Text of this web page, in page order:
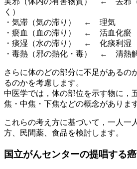
く）
・気滞（気の滞り） ← 理気
・瘀血（血の滞り） ← 活血化瘀
・痰湿（水の滞り） ← 化痰利湿
・毒熱（邪の熱化・毒） ← 清熱
さらに体のどの部分に不足があるの
るのかを考慮します。
中医学では，体の部位を示す物に，
焦・中焦・下焦などの概念があります
これらの考え方に基づいて，一人一
方、民間薬、食品を検討します。
国立がんセンターの提唱する